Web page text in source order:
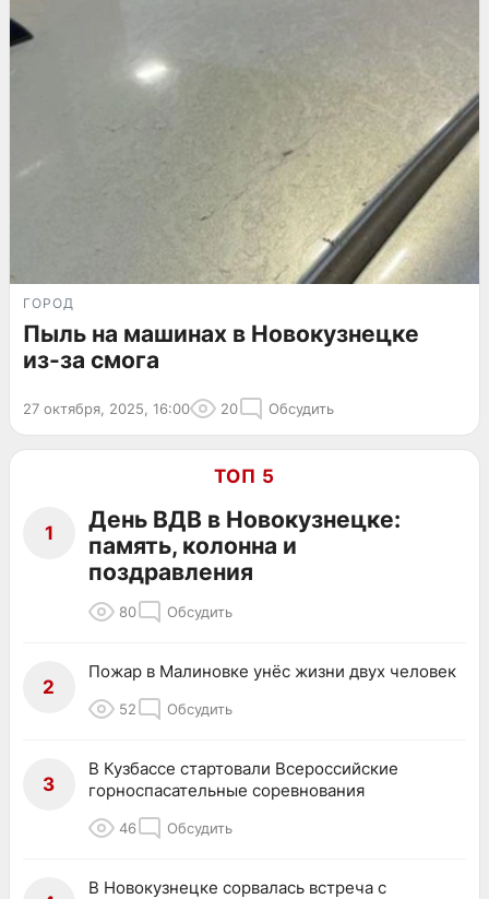
ГОРОД
Пыль на машинах в Новокузнецке
из-за смога
27 октября, 2025, 16:00 20 Обсудить
ТОП 5
1
День ВДВ в Новокузнецке:
память, колонна и
поздравления
80 Обсудить
2
Пожар в Малиновке унёс жизни двух человек
52 Обсудить
3
В Кузбассе стартовали Всероссийские
горноспасательные соревнования
46 Обсудить
В Новокузнецке сорвалась встреча с